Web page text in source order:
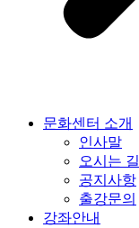
문화센터 소개
인사말
오시는 길
공지사항
출강문의
강좌안내